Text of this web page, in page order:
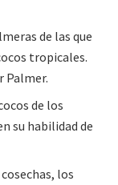
de las que
tropicales.
Palmer.
de los
su habilidad de
los